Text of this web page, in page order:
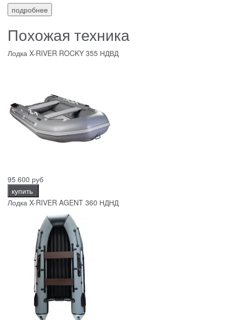
подробнее
Похожая техника
Лодка X-RIVER ROCKY 355 НДВД
95 600 руб
купить
Лодка X-RIVER AGENT 360 НДНД